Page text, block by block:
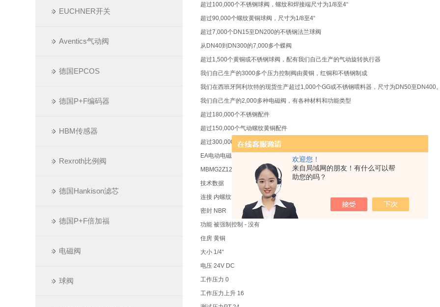
欢迎您！
来自局域网的朋友！有什么可以帮
助您的吗？
EUCHNER开关
Aventics气动阀
德国EPCOS
德国P+F编码器
HBM传感器
Rexroth比例阀
德国Hankison滤芯
德国P+F倍加福
电磁阀
球阀
超过100,000个不锈钢球阀，螺纹和焊接端尺寸为1/8至4“
超过90,000个螺纹黄铜球阀，尺寸为1/8至4“
超过7,000个DN15至DN200的不锈钢法兰球阀
从DN40到DN300的7,000多个蝶阀
超过1,500个黄铜或不锈钢球阀，配有我们自己生产的气动旋转执行器
我们自己生产的3000多个压力控制阀由黄铜，红铜和不锈钢制成
我们在西班牙阿利坎特的现货生产超过1,000个GG或不锈钢喂料器，尺寸为DN50至DN400。
我们自己生产的2,000多种电磁阀，有各种材料和功能类型
超过180,000个不锈钢配件
超过150,000个气动螺纹黄铜配件
超过300,000件其他物品，如过滤器，止回阀，法兰阀等。
EA电动电磁阀MBMG2Z122264008主要属性：
MBMG2Z122264008 / B-NO
技术数据
连接 内螺纹
密封 NBR
功能 被强制控制 - 没有
住房 黄铜
大小 1/4“
电压 24V DC
工作压力 0
工作压力上升 16